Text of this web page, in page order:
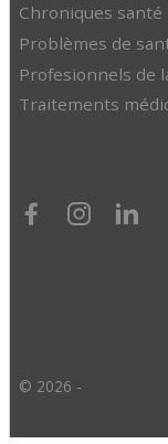
Chroniques santé
Problèmes de
Profesionnels de
Traitements
© 2026 -